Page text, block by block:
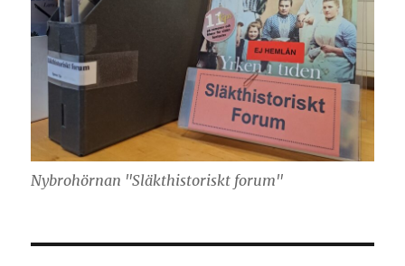
Nybrohörnan "Släkthistoriskt forum"